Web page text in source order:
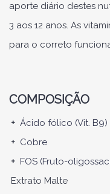
aporte diário destes
3 aos 12 anos. As
para o correto
COMPOSIÇÃO
+ Ácido fólico (Vit. B9)
+ Cobre
+ FOS (Fruto-
Extrato Malte